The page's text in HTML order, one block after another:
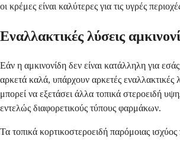
οι κρέμες είναι καλύτερες για τις υγρές
Εναλλακτικές λύσεις
Εάν η αμκινονίδη δεν είναι κατάλληλη για
αρκετά καλά, υπάρχουν αρκετές εναλλακτικές
μπορεί να εξετάσει άλλα τοπικά στεροειδή
εντελώς διαφορετικούς τύπους φαρμάκων.
Τα τοπικά κορτικοστεροειδή παρόμοιας